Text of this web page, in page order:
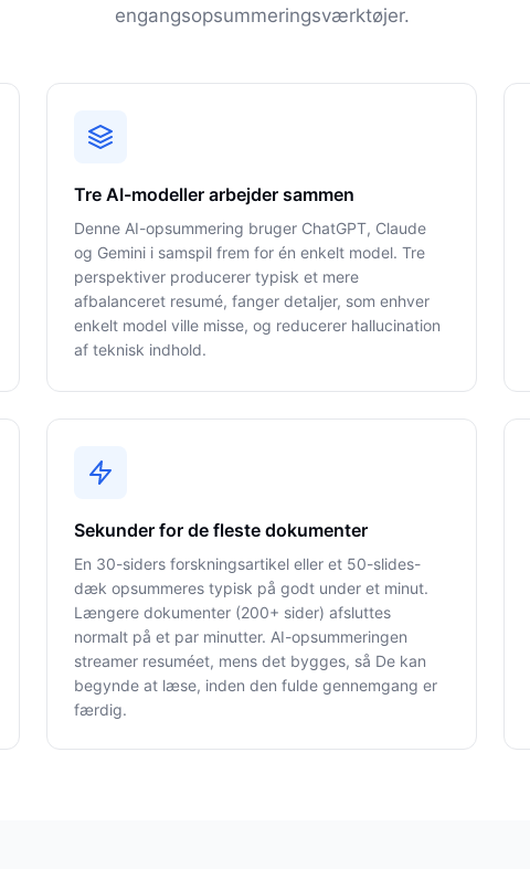
engangsopsummeringsværktøjer.
Tre AI-modeller arbejder sammen
Denne AI-opsummering bruger ChatGPT, Claude
og Gemini i samspil frem for én enkelt model. Tre
perspektiver producerer typisk et mere
afbalanceret resumé, fanger detaljer, som enhver
enkelt model ville misse, og reducerer hallucination
af teknisk indhold.
Sekunder for de fleste dokumenter
En 30-siders forskningsartikel eller et 50-slides-
dæk opsummeres typisk på godt under et minut.
Længere dokumenter (200+ sider) afsluttes
normalt på et par minutter. AI-opsummeringen
streamer resuméet, mens det bygges, så De kan
begynde at læse, inden den fulde gennemgang er
færdig.